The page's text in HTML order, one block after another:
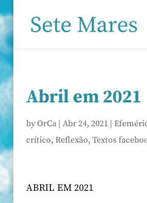
Abril em 2021
byOrCa| Abr 24, 2021 |
crítico, Reflexão, Textos
ABRIL EM 2021